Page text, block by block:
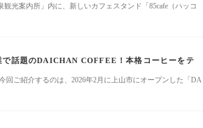
光案内所」内に、新しいカフェスタンド「85cafe（ハッコ
で話題のDAICHAN COFFEE！本格コーヒーをテ
回ご紹介するのは、2026年2月に上山市にオープンした「DA